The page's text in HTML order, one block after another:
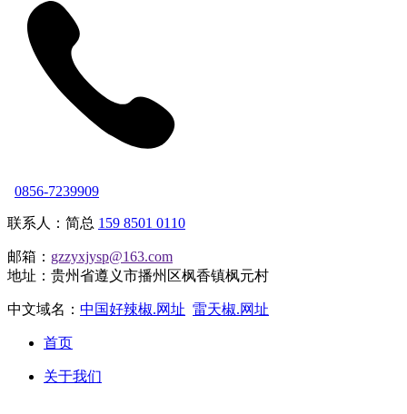
0856-7239909
联系人：简总 159 8501 0110
邮箱： gzzyxjysp@163.com
地址：贵州省遵义市播州区枫香镇枫元村
中文域名： 中国好辣椒.网址 雷天椒.网址
首页
关于我们